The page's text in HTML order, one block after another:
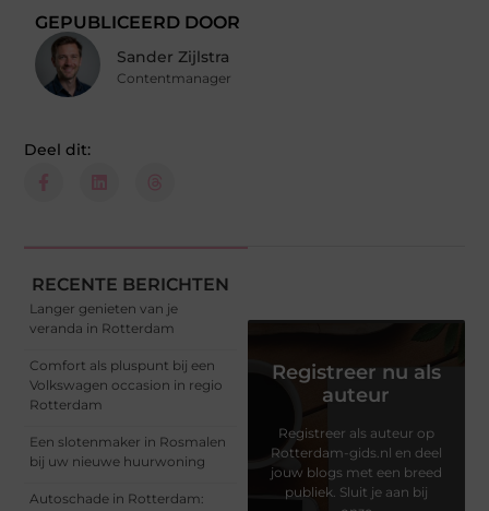
GEPUBLICEERD DOOR
Sander Zijlstra
Contentmanager
Deel dit:
RECENTE BERICHTEN
Langer genieten van je
veranda in Rotterdam
Comfort als pluspunt bij een
Volkswagen occasion in regio
Rotterdam
Een slotenmaker in Rosmalen
bij uw nieuwe huurwoning
Autoschade in Rotterdam:
Registreer nu als
auteur
Registreer als auteur op
Rotterdam-gids.nl en deel
jouw blogs met een breed
publiek. Sluit je aan bij